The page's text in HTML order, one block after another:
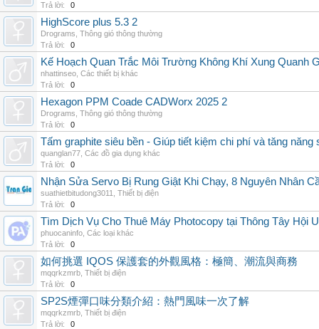
Trả lời:
0
HighScore plus 5.3 2
Drograms Thông gió thông thường
Trả lời:
0
Kế Hoạch Quan Trắc Môi Trường Không Khí Xung Quanh
nhattinseo Các thiết bị khác
Trả lời:
0
Hexagon PPM Coade CADWorx 2025 2
Drograms Thông gió thông thường
Trả lời:
0
Tấm graphite siêu bền - Giúp tiết kiệm chi phí và tăng năng
quanglan77 Các đồ gia dụng khác
Trả lời:
0
Nhận Sửa Servo Bị Rung Giật Khi Chạy, 8 Nguyên Nhân
suathietbitudong3011
Thiết bị điện
Trả lời:
0
Tìm Dịch Vụ Cho Thuê Máy Photocopy tại Thông Tây Hội
phuocaninfo Các loại khác
Trả lời:
0
如何挑選 IQOS 保護套的外觀風格：極簡、潮流與商務
mqqrkzmrb Thiết bị điện
Trả lời:
0
SP2S煙彈口味分類介紹：熱門風味一次了解
mqqrkzmrb Thiết bị điện
Trả lời:
0